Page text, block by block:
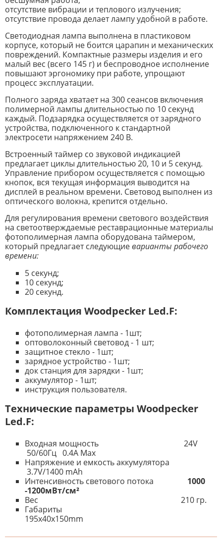
отсутствие вибрации и теплового излучения;
отсутствие провода делает лампу удобной в работе.
Светодиодная лампа выполнена в пластиковом
корпусе, который не боится царапин и механических
повреждений. Компактные размеры изделия и его
малый вес (всего 145 г) и беспроводное исполнение
повышают эргономику при работе, упрощают
процесс эксплуатации.
Полного заряда хватает на 300 сеансов включения
полимерной лампы длительностью по 10 секунд
каждый. Подзарядка осуществляется от зарядного
устройства, подключенного к стандартной
электросети напряжением 240 В.
Встроенный таймер со звуковой индикацией
предлагает циклы длительностью 20, 10 и 5 секунд.
Управление прибором осуществляется с помощью
кнопок, вся текущая информация выводится на
дисплей в реальном времени. Световод выполнен из
оптического волокна, крепится отдельно.
Для регулирования времени светового воздействия
на светоотверждаемые реставрационные материалы
фотополимерная лампа оборудована таймером,
который предлагает следующиеварианты рабочего
времени:
5 секунд;
10 секунд;
20 секунд.
Комплектация Woodpecker Led.F:
фотополимерная лампа - 1шт;
оптоволоконный световод - 1 шт;
защитное стекло - 1шт;
зарядное устройство - 1шт;
док станция для зарядки - 1шт;
аккумулятор - 1шт;
инструкция пользователя.
Технические параметры Woodpecker
Led.F:
Входная мощность 24V
50/60Гц 0.4A Max
Напряжение и емкость аккумулятора
3.7V/1400 mAh
Интенсивность светового потока
1000
-1200мВт/см²
Вес 210 гр.
Габариты
195x40x150mm
К настоящему времени нет